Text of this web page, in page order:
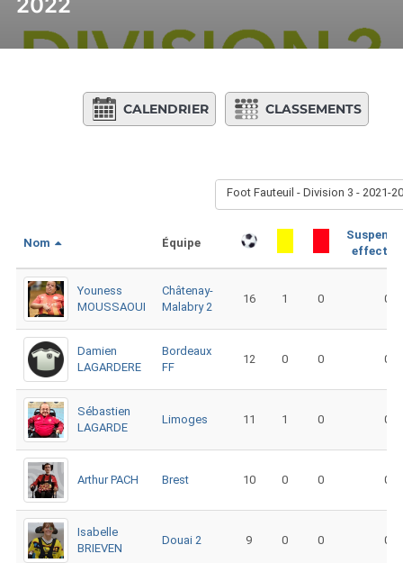
CALENDRIER CLASSEMENTS
Foot Fauteuil - Division 3 - 2021-
Nom Équipe
Youness
MOUSSAOUI
Châtenay-
Malabry 2
16 1 0 0
Damien
LAGARDERE
Bordeaux
FF
12 0 0 0
Sébastien
LAGARDE
Limoges 11 1 0 0
Arthur PACH Brest 10 0 0 0
Isabelle
BRIEVEN
Douai 2 9 0 0 0